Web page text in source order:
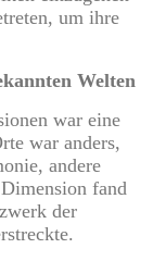
um ihre
Welten
war eine
war anders,
andere
fand
der